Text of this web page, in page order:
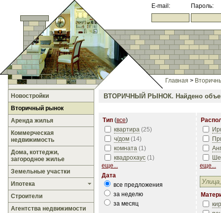
E-mail: Пароль:
Главная >
Новостройки
Вторичный рынок
Аренда жилья
Коммерческая
недвижимость
Дома, коттеджи,
загородное жилье
Земельные участки
Ипотека
Строители
Агентства недвижимости
ВТОРИЧНЫЙ РЫНОК. Найдено
Тип (все)
квартира (25)
ч/дом (14)
комната (1)
квадрохаус (1)
еще...
Дата
все предложения
за неделю
за месяц
еще...